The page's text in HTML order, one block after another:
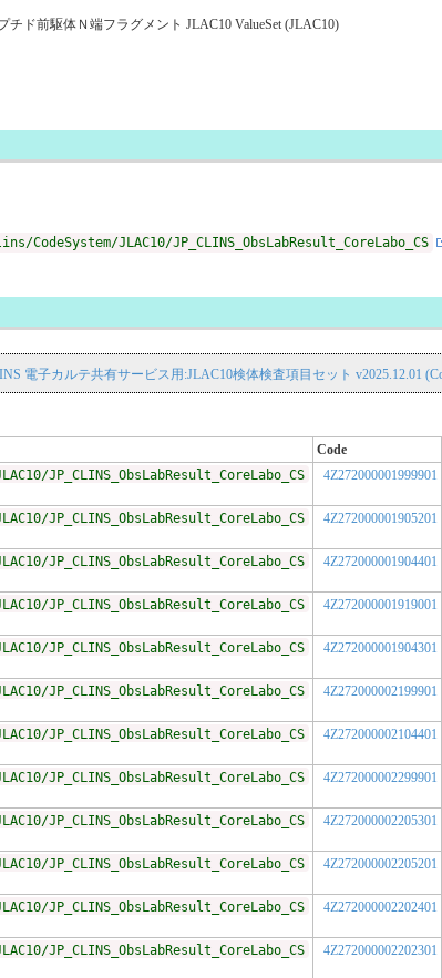
ド前駆体Ｎ端フラグメント JLAC10 ValueSet (JLAC10)
JLAC10/JP_CLINS_ObsLabResult_CoreLabo_CS
電子カルテ共有サービス用:JLAC10検体検査項目セット v2025.12.01
Code
JP_CLINS_ObsLabResult_CoreLabo_CS
4Z272000001999901
JP_CLINS_ObsLabResult_CoreLabo_CS
4Z272000001905201
JP_CLINS_ObsLabResult_CoreLabo_CS
4Z272000001904401
JP_CLINS_ObsLabResult_CoreLabo_CS
4Z272000001919001
JP_CLINS_ObsLabResult_CoreLabo_CS
4Z272000001904301
JP_CLINS_ObsLabResult_CoreLabo_CS
4Z272000002199901
JP_CLINS_ObsLabResult_CoreLabo_CS
4Z272000002104401
JP_CLINS_ObsLabResult_CoreLabo_CS
4Z272000002299901
JP_CLINS_ObsLabResult_CoreLabo_CS
4Z272000002205301
JP_CLINS_ObsLabResult_CoreLabo_CS
4Z272000002205201
JP_CLINS_ObsLabResult_CoreLabo_CS
4Z272000002202401
JP_CLINS_ObsLabResult_CoreLabo_CS
4Z272000002202301